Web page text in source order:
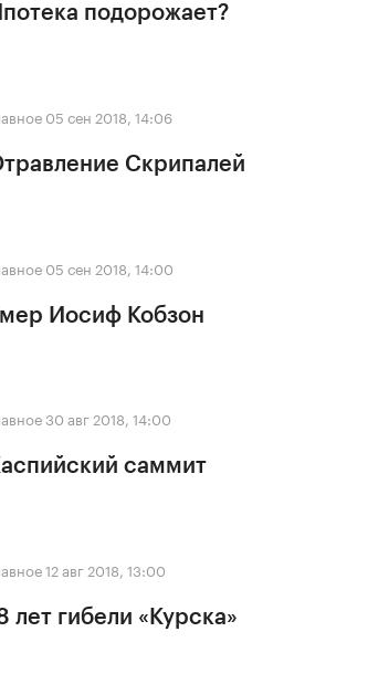
подорожает?
05 сен 2018, 14:06
Скрипалей
05 сен 2018, 14:00
Иосиф Кобзон
30 авг 2018, 14:00
саммит
12 авг 2018, 13:00
лет гибели «Курска»